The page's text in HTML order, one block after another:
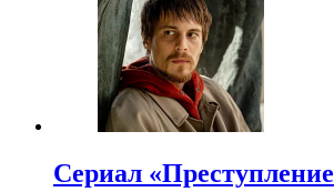
Сериал «Преступление